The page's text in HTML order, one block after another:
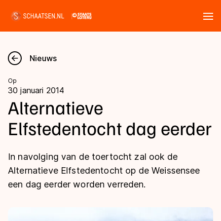
Nieuws
Kalender
Disciplines
Langebaan
Shorttrack
Uitslagen
Langebaan
Tijden & historie
Nieuws
Op
30 januari 2014
Alternatieve
Elfstedentocht dag eerder
In navolging van de toertocht zal ook de
Alternatieve Elfstedentocht op de Weissensee
een dag eerder worden verreden.